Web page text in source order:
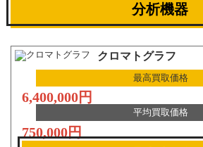
分析機器
クロマトグラフ
最高買取価格
6,400,000円
平均買取価格
750,000円